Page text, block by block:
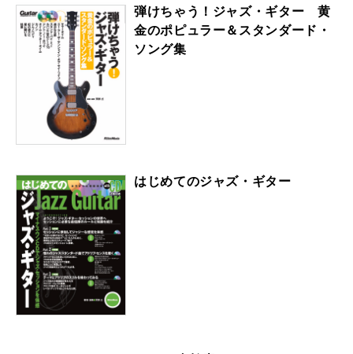
弾けちゃう！ジャズ・ギター 黄
金のポピュラー＆スタンダード・
ソング集
はじめてのジャズ・ギター